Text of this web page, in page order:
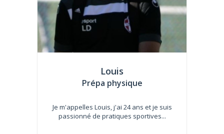
Louis
Prépa physique
Je m'appelles Louis, j'ai 24 ans et je suis
passionné de pratiques sportives...